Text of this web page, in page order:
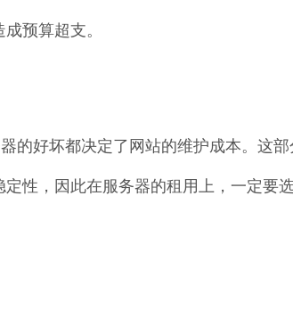
预算超支。
的好坏都决定了网站的维护成本。这
性，因此在服务器的租用上，一定要